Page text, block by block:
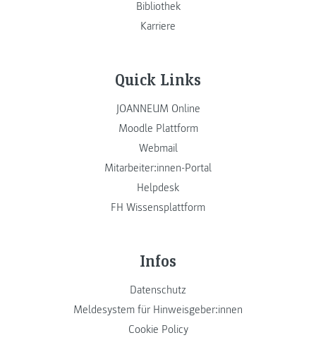
Bibliothek
Karriere
Quick Links
JOANNEUM Online
Moodle Plattform
Webmail
Mitarbeiter:innen-Portal
Helpdesk
FH Wissensplattform
Infos
Datenschutz
Meldesystem für Hinweisgeber:innen
Cookie Policy